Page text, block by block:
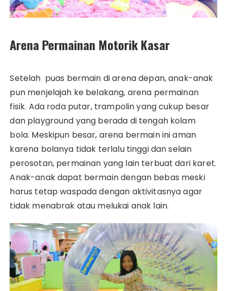
Arena Permainan Motorik Kasar
Setelah puas bermain di arena depan, anak-anak
pun menjelajah ke belakang, arena permainan
fisik. Ada roda putar, trampolin yang cukup besar
dan playground yang berada di tengah kolam
bola. Meskipun besar, arena bermain ini aman
karena bolanya tidak terlalu tinggi dan selain
perosotan, permainan yang lain terbuat dari karet.
Anak-anak dapat bermain dengan bebas meski
harus tetap waspada dengan aktivitasnya agar
tidak menabrak atau melukai anak lain.